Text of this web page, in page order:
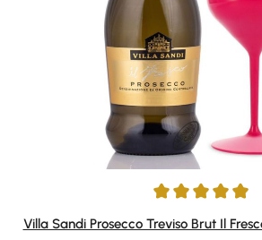
Durchschnittliche Bewertung von 4.89
Villa Sandi Prosecco Treviso Brut Il